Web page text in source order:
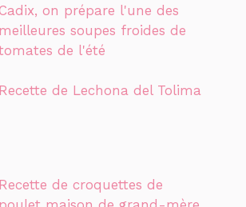
on prépare l'une des
meilleures soupes froides de
de l'été
Recette de Lechona del Tolima
Recette de croquettes de